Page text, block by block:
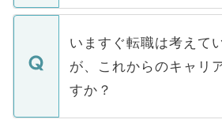
関を公にしてしまうと、
に、医療機関が求める条
みを人材紹介会社に依頼
ています。
定を承諾する必要はあり
の辞退の連絡はキャリア
個人情報が漏えいするこ
で、ご安心ください。当
などで収集したご登録者
ご本人のキャリアアップ
支援を目的に使用いたし
ているすべての個人デー
いますぐ転職は考えて
が、これからのキャリ
すか？